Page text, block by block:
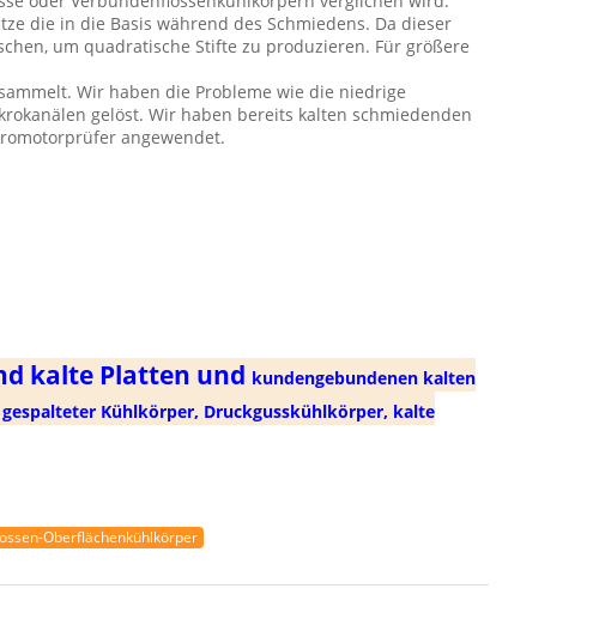
die in die Basis während des Schmiedens. Da dieser
um quadratische Stifte zu produzieren. Für größere
Wir haben die Probleme wie die niedrige
gelöst. Wir haben bereits kalten schmiedenden
angewendet.
kalte Platten und kundengebundenen kalten
Kühlkörper, Druckgusskühlkörper, kalte
Oberflächenkühlkörper